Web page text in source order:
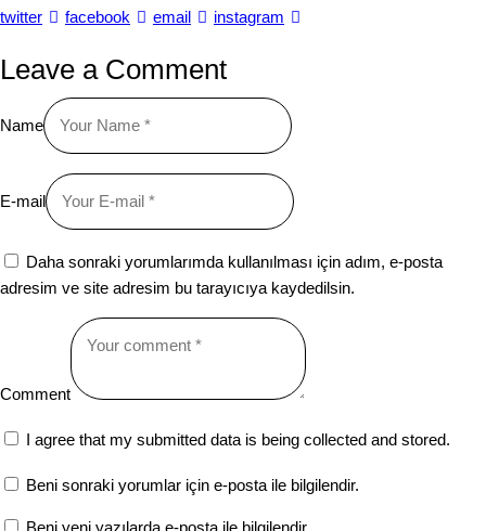
twitter facebook email instagram
Leave a Comment
Name
E-mail
Daha sonraki yorumlarımda kullanılması için adım, e-posta
adresim ve site adresim bu tarayıcıya kaydedilsin.
Comment
I agree that my submitted data is being collected and stored.
Beni sonraki yorumlar için e-posta ile bilgilendir.